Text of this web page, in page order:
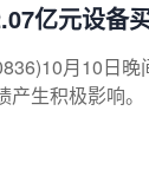
亿元设备
月10日
生积极影响。